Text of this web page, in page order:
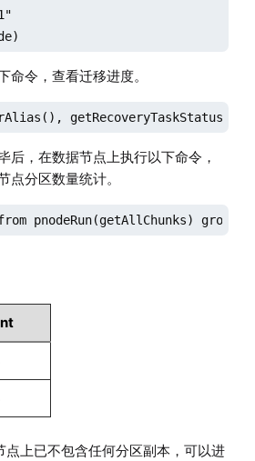
命令，查看迁移进度。
getRecoveryTaskStatus)
后，在数据节点上执行以下命令，
点分区数量统计。
pnodeRun(getAllChunks) group
上已不包含任何分区副本，可以进